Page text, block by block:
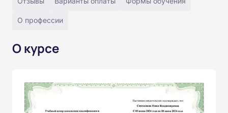
О профессии
О курсе